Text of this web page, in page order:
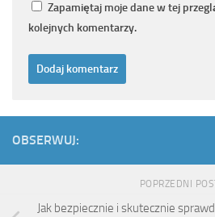
Zapamiętaj moje dane w tej
kolejnych komentarzy.
OBSERWUJ:
POPRZEDNI
Jak bezpiecznie i skutecznie